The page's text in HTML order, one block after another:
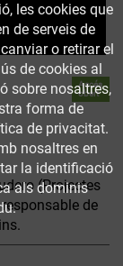
Accés
obert
(Projectes
de
les cookies que
de serveis de
o retirar el
de cookies al
sobre nosaltres,
forma de
de privacitat.
nosaltres en
la identificació
als dominis